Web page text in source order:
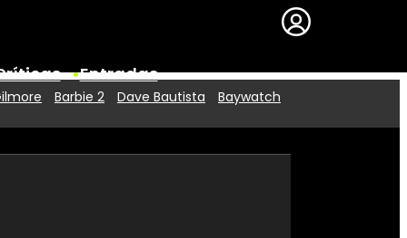
Entradas
Premios
Barbie 2 Dave Bautista Baywatch